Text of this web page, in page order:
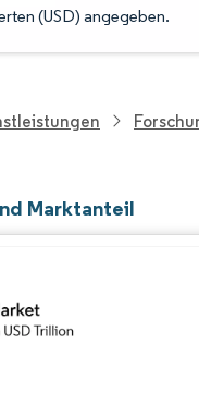
(USD) angegeben.
Marktanteil